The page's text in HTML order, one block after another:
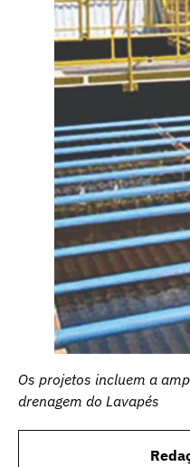
Os projetos incluem a
drenagem do Lavapés